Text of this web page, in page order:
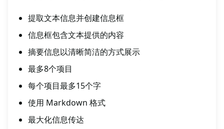
提取文本信息并创建信息框
信息框包含文本提供的内容
摘要信息以清晰简洁的方式展示
最多8个项目
每个项目最多15个字
使用 Markdown 格式
最大化信息传达